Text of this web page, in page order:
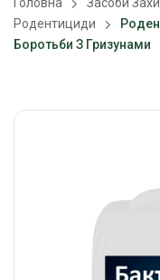
Родентициди
Боротьби З Гризунами